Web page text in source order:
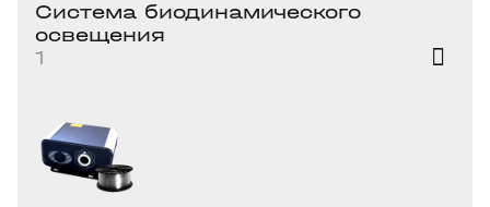
Система биодинамического
освещения
1